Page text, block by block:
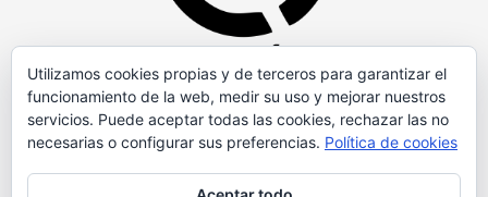
Utilizamos cookies propias y de terceros para garantizar el
funcionamiento de la web, medir su uso y mejorar nuestros
servicios. Puede aceptar todas las cookies, rechazar las no
necesarias o configurar sus preferencias. Política de cookies